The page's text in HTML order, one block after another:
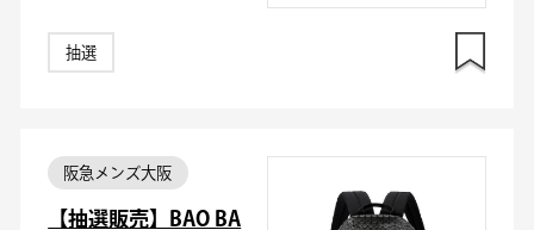
抽選
阪急メンズ大阪
【抽選販売】BAO BA